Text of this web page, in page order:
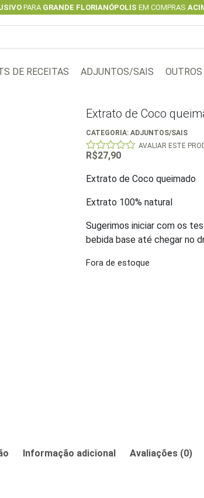
PARA GRANDE FLORIANÓPOLIS EM COMPRAS
DE RECEITAS ADJUNTOS/SAIS OUTROS
Extrato de Coco
CATEGORIA:ADJUNTOS/SAIS
0
of
5
AVALIAR ESTE
R$27,90
Extrato de Coco queimado
Extrato 100% natural
Sugerimos iniciar com os
bebida base até chegar no
Fora de estoque
Informação adicional Avaliações (0)